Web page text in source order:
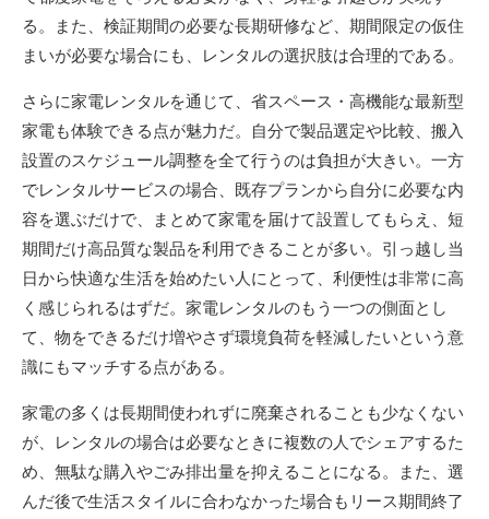
る。また、検証期間の必要な長期研修など、期間限定の仮住
まいが必要な場合にも、レンタルの選択肢は合理的である。
さらに家電レンタルを通じて、省スペース・高機能な最新型
家電も体験できる点が魅力だ。自分で製品選定や比較、搬入
設置のスケジュール調整を全て行うのは負担が大きい。一方
でレンタルサービスの場合、既存プランから自分に必要な内
容を選ぶだけで、まとめて家電を届けて設置してもらえ、短
期間だけ高品質な製品を利用できることが多い。引っ越し当
日から快適な生活を始めたい人にとって、利便性は非常に高
く感じられるはずだ。家電レンタルのもう一つの側面とし
て、物をできるだけ増やさず環境負荷を軽減したいという意
識にもマッチする点がある。
家電の多くは長期間使われずに廃棄されることも少なくない
が、レンタルの場合は必要なときに複数の人でシェアするた
め、無駄な購入やごみ排出量を抑えることになる。また、選
んだ後で生活スタイルに合わなかった場合もリース期間終了